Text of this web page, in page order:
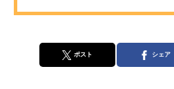
ポスト シェア